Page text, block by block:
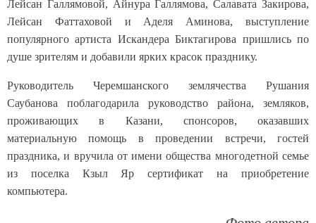
Лейсан Галлямовой, Айнура Галлямова, Салавата Закирова,
Лейсан Фаттаховой и Аделя Аминова, выступление
популярного артиста Искандера Биктагирова пришлись по
душе зрителям и добавили ярких красок празднику.
Руководитель Черемшанского землячества Рушания
Саубанова поблагодарила руководство района, земляков,
проживающих в Казани, спонсоров, оказавших
материальную помощь в проведении встречи, гостей
праздника, и вручила от имени общества многодетной семье
из поселка Кзыл Яр сертификат на приобретение
компьютера.